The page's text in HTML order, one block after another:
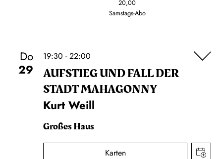
20,00
Samstags-Abo
Do
29
19:30 - 22:00
AUFSTIEG UND FALL DER
STADT MAHAGONNY
Kurt Weill
Großes Haus
Karten